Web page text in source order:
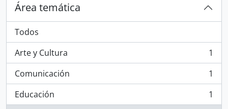
Área temática
Todos
Arte y Cultura
, 1 resultados
1
Comunicación
, 1 resultados
1
Educación
, 1 resultados
1